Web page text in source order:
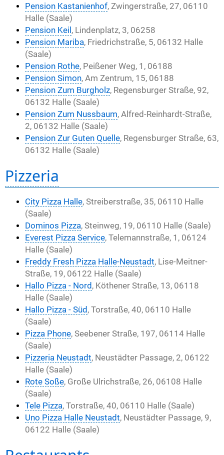
Pension Kastanienhof, Zwingerstraße, 27, 06110
Halle (Saale)
Pension Keil , Lindenplatz, 3, 06258
Pension Mariba, Friedrichstraße, 5, 06132 Halle
(Saale)
Pension Rothe, Peißener Weg, 1, 06188
Pension Simon, Am Zentrum, 15, 06188
Pension Zum Burgholz, Regensburger Straße, 92,
06132 Halle (Saale)
Pension Zum Nussbaum, Alfred-Reinhardt-Straße,
2, 06132 Halle (Saale)
Pension Zur Guten Quelle, Regensburger Straße, 63,
06132 Halle (Saale)
Pizzeria
City Pizza Halle, Streiberstraße, 35, 06110 Halle
(Saale)
Dominos Pizza, Steinweg, 19, 06110 Halle (Saale)
Everest Pizza Service, Telemannstraße, 1, 06124
Halle (Saale)
Freddy Fresh Pizza Halle-Neustadt, Lise-Meitner-
Straße, 19, 06122 Halle (Saale)
Hallo Pizza - Nord , Köthener Straße, 13, 06118
Halle (Saale)
Hallo Pizza - Süd , Torstraße, 40, 06110 Halle
(Saale)
Pizza Phone, Seebener Straße, 197, 06114 Halle
(Saale)
Pizzeria Neustadt, Neustädter Passage, 2, 06122
Halle (Saale)
Rote Soße, Große Ulrichstraße, 26, 06108 Halle
(Saale)
Tele Pizza, Torstraße, 40, 06110 Halle (Saale)
Uno Pizza Halle Neustadt, Neustädter Passage, 9,
06122 Halle (Saale)